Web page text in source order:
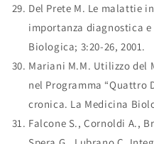
Del Prete M. Le malattie
importanza diagnostica e
Biologica; 3:20-26, 2001.
Mariani M.M. Utilizzo del
nel Programma “Quattro
cronica. La Medicina
Falcone S., Cornoldi A.,